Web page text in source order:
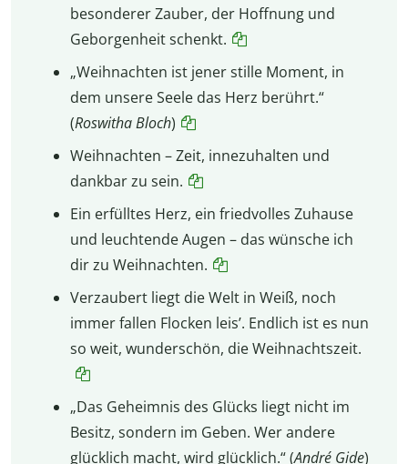
besonderer Zauber, der Hoffnung und
Geborgenheit schenkt.
„Weihnachten ist jener stille Moment, in
dem unsere Seele das Herz berührt.“
(Roswitha Bloch)
Weihnachten – Zeit, innezuhalten und
dankbar zu sein.
Ein erfülltes Herz, ein friedvolles Zuhause
und leuchtende Augen – das wünsche ich
dir zu Weihnachten.
Verzaubert liegt die Welt in Weiß, noch
immer fallen Flocken leis’. Endlich ist es nun
so weit, wunderschön, die Weihnachtszeit.
„Das Geheimnis des Glücks liegt nicht im
Besitz, sondern im Geben. Wer andere
glücklich macht, wird glücklich.“ (André Gide)